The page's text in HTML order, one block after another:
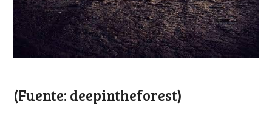
(Fuente: deepintheforest)